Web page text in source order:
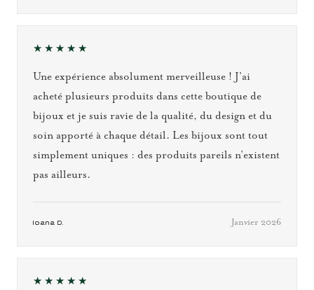
★★★★★
Une expérience absolument merveilleuse ! J’ai
acheté plusieurs produits dans cette boutique de
bijoux et je suis ravie de la qualité, du design et du
soin apporté à chaque détail. Les bijoux sont tout
simplement uniques : des produits pareils n’existent
pas ailleurs.
Ioana D. Janvier 2026
★★★★★